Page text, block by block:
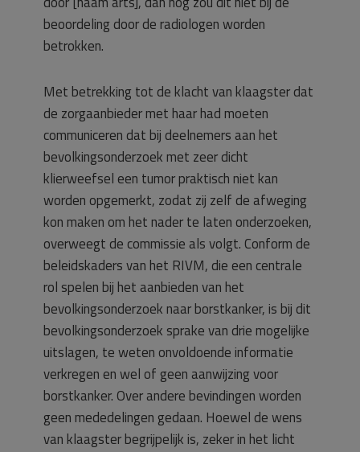
beoordeling door de radiologen worden
betrokken.
Met betrekking tot de klacht van klaagster dat
de zorgaanbieder met haar had moeten
communiceren dat bij deelnemers aan het
bevolkingsonderzoek met zeer dicht
klierweefsel een tumor praktisch niet kan
worden opgemerkt, zodat zij zelf de afweging
kon maken om het nader te laten onderzoeken,
overweegt de commissie als volgt. Conform de
beleidskaders van het RIVM, die een centrale
rol spelen bij het aanbieden van het
bevolkingsonderzoek naar borstkanker, is bij dit
bevolkingsonderzoek sprake van drie mogelijke
uitslagen, te weten onvoldoende informatie
verkregen en wel of geen aanwijzing voor
borstkanker. Over andere bevindingen worden
geen mededelingen gedaan. Hoewel de wens
van klaagster begrijpelijk is, zeker in het licht